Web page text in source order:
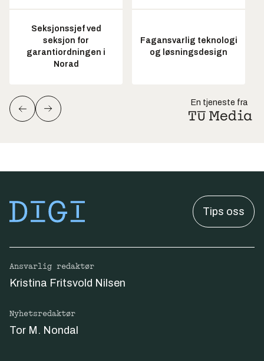
Seksjonssjef ved
seksjon for
garantiordningen i
Norad
Fagansvarlig teknologi
og løsningsdesign
En tjeneste fra
Tips oss
Ansvarlig redaktør
Kristina Fritsvold Nilsen
Nyhetsredaktør
Tor M. Nondal